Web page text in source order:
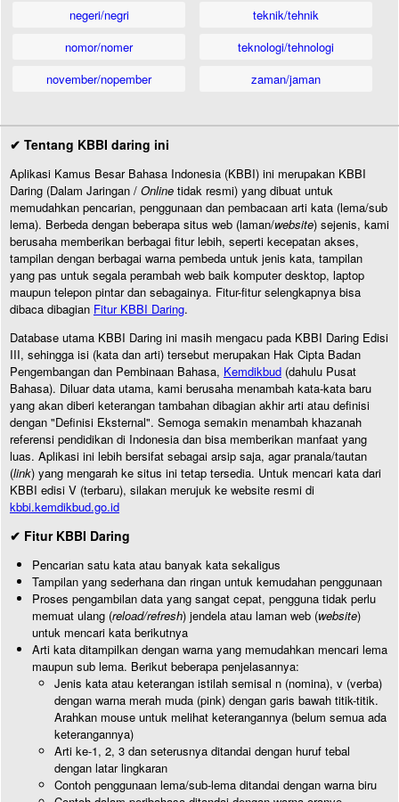
negeri/negri
nomor/nomer
november/nopember
teknik/tehnik
teknologi/tehnologi
zaman/jaman
✔ Tentang KBBI daring ini
Aplikasi Kamus Besar Bahasa Indonesia (KBBI) ini merupakan KBBI
Daring (Dalam Jaringan / Online tidak resmi) yang dibuat untuk
memudahkan pencarian, penggunaan dan pembacaan arti kata (lema/sub
lema). Berbeda dengan beberapa situs web (laman/website) sejenis, kami
berusaha memberikan berbagai fitur lebih, seperti kecepatan akses,
tampilan dengan berbagai warna pembeda untuk jenis kata, tampilan
yang pas untuk segala perambah web baik komputer desktop, laptop
maupun telepon pintar dan sebagainya. Fitur-fitur selengkapnya bisa
dibaca dibagian Fitur KBBI Daring.
Database utama KBBI Daring ini masih mengacu pada KBBI Daring Edisi
III, sehingga isi (kata dan arti) tersebut merupakan Hak Cipta Badan
Pengembangan dan Pembinaan Bahasa, Kemdikbud (dahulu Pusat
Bahasa). Diluar data utama, kami berusaha menambah kata-kata baru
yang akan diberi keterangan tambahan dibagian akhir arti atau definisi
dengan "Definisi Eksternal". Semoga semakin menambah khazanah
referensi pendidikan di Indonesia dan bisa memberikan manfaat yang
luas. Aplikasi ini lebih bersifat sebagai arsip saja, agar pranala/tautan
(link) yang mengarah ke situs ini tetap tersedia. Untuk mencari kata dari
KBBI edisi V (terbaru), silakan merujuk ke website resmi di
kbbi.kemdikbud.go.id
✔ Fitur KBBI Daring
Pencarian satu kata atau banyak kata sekaligus
Tampilan yang sederhana dan ringan untuk kemudahan penggunaan
Proses pengambilan data yang sangat cepat, pengguna tidak perlu
memuat ulang (reload/refresh) jendela atau laman web (website)
untuk mencari kata berikutnya
Arti kata ditampilkan dengan warna yang memudahkan mencari lema
maupun sub lema. Berikut beberapa penjelasannya:
Jenis kata atau keterangan istilah semisal n (nomina), v (verba)
dengan warna merah muda (pink) dengan garis bawah titik-titik.
Arahkan mouse untuk melihat keterangannya (belum semua ada
keterangannya)
Arti ke-1, 2, 3 dan seterusnya ditandai dengan huruf tebal
dengan latar lingkaran
Contoh penggunaan lema/sub-lema ditandai dengan warna biru